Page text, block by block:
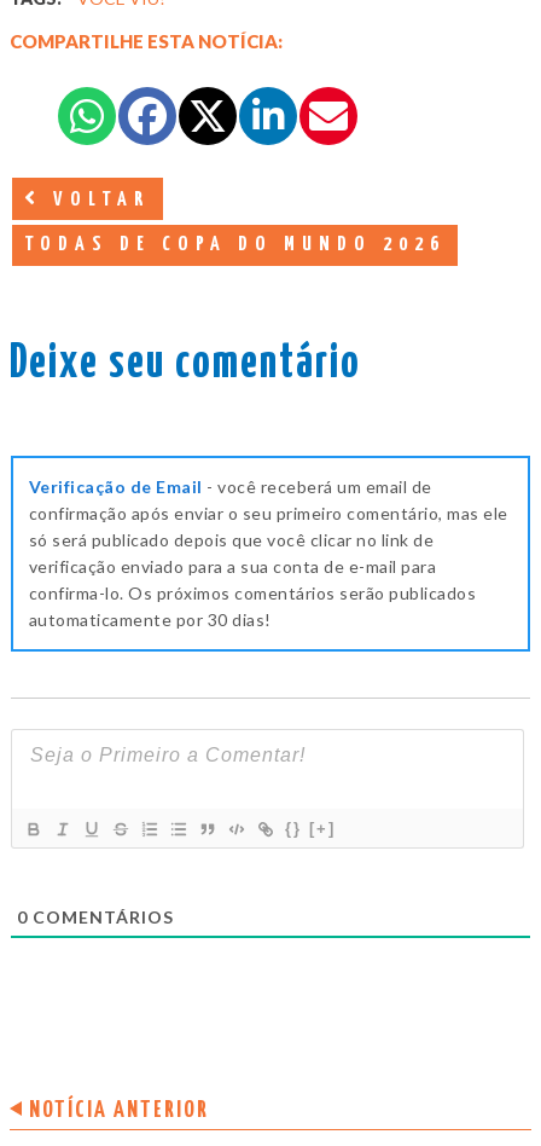
COMPARTILHE ESTA NOTÍCIA:
VOLTAR
TODAS DE COPA DO MUNDO 2026
Deixe seu comentário
Verificação de Email - você receberá um email de
confirmação após enviar o seu primeiro comentário, mas ele
só será publicado depois que você clicar no link de
verificação enviado para a sua conta de e-mail para
confirma-lo. Os próximos comentários serão publicados
automaticamente por 30 dias!
{} [+]
0 COMENTÁRIOS
NOTÍCIA ANTERIOR